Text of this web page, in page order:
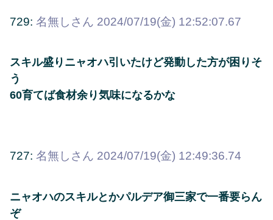
729: 名無しさん 2024/07/19(金) 12:52:07.67
スキル盛りニャオハ引いたけど発動した方が困りそ
う
60育てば食材余り気味になるかな
727: 名無しさん 2024/07/19(金) 12:49:36.74
ニャオハのスキルとかパルデア御三家で一番要らん
ぞ